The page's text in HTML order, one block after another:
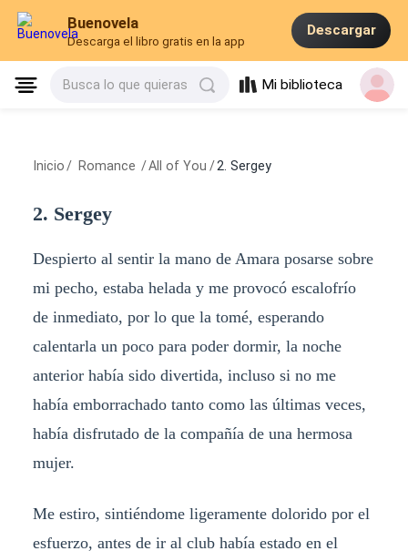
Buenovela
Descarga el libro gratis en la app
Descargar
Busca lo que quieras Mi biblioteca
Inicio / Romance /All of You / 2. Sergey
2. Sergey
Despierto al sentir la mano de Amara posarse sobre
mi pecho, estaba helada y me provocó escalofrío
de inmediato, por lo que la tomé, esperando
calentarla un poco para poder dormir, la noche
anterior había sido divertida, incluso si no me
había emborrachado tanto como las últimas veces,
había disfrutado de la compañía de una hermosa
mujer.
Me estiro, sintiéndome ligeramente dolorido por el
esfuerzo, antes de ir al club había estado en el